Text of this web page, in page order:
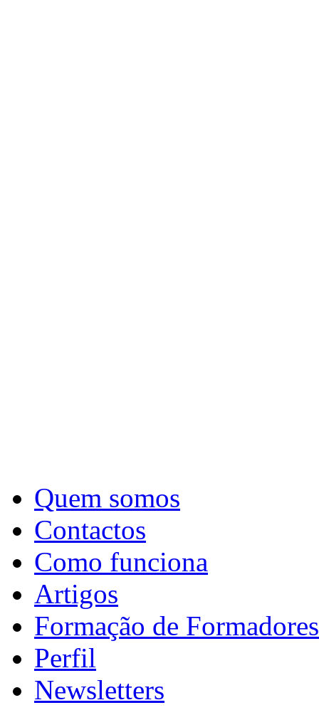
Quem somos
Contactos
Como funciona
Artigos
Formação de Formadores
Perfil
Newsletters